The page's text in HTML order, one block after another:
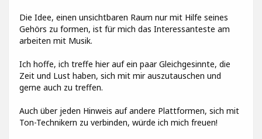
Die Idee, einen unsichtbaren Raum nur mit Hilfe seines
Gehörs zu formen, ist für mich das Interessanteste am
arbeiten mit Musik.
Ich hoffe, ich treffe hier auf ein paar Gleichgesinnte, die
Zeit und Lust haben, sich mit mir auszutauschen und
gerne auch zu treffen.
Auch über jeden Hinweis auf andere Plattformen, sich mit
Ton-Technikern zu verbinden, würde ich mich freuen!